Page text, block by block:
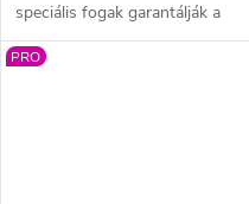
speciális fogak garantálják a
tökéletes takarítást. Extrém
erős kivitel a legnehezebb
PRO